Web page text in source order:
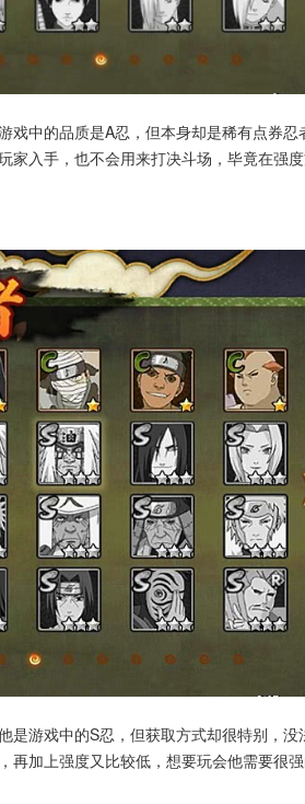
戏中的品质是A忍，但本身却是稀有点券
家入手，也不会用来打决斗场，毕竟在强
是游戏中的S忍，但获取方式却很特别，
再加上强度又比较低，想要玩会他需要很